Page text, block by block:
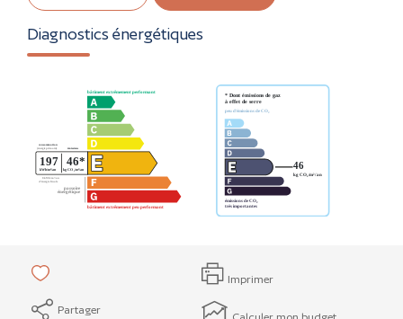
Diagnostics énergétiques
Imprimer
Partager
Calculer mon budget